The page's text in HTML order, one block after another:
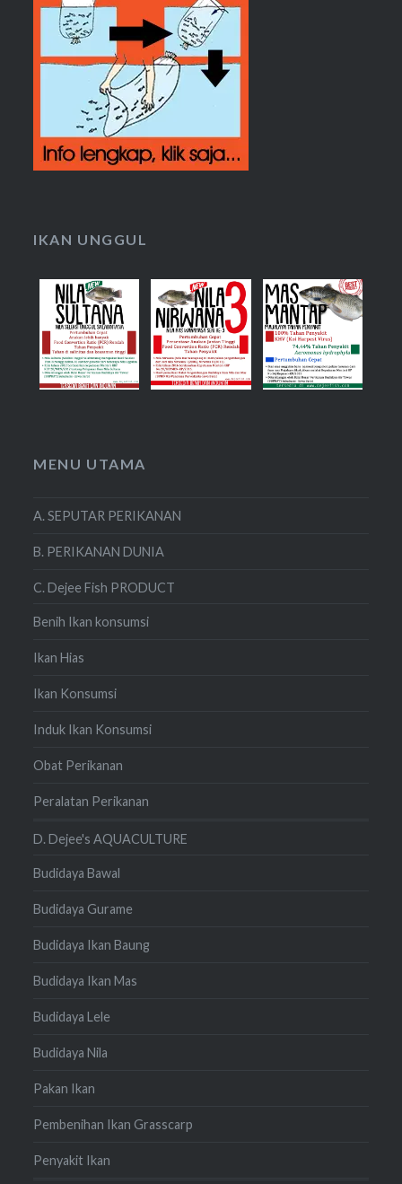
IKAN UNGGUL
MENU UTAMA
A. SEPUTAR PERIKANAN
B. PERIKANAN DUNIA
C. Dejee Fish PRODUCT
Benih Ikan konsumsi
Ikan Hias
Ikan Konsumsi
Induk Ikan Konsumsi
Obat Perikanan
Peralatan Perikanan
D. Dejee's AQUACULTURE
Budidaya Bawal
Budidaya Gurame
Budidaya Ikan Baung
Budidaya Ikan Mas
Budidaya Lele
Budidaya Nila
Pakan Ikan
Pembenihan Ikan Grasscarp
Penyakit Ikan